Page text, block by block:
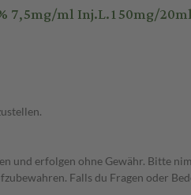
7,5mg/ml Inj.L.150mg/
und erfolgen ohne Gewähr. Bitte
Falls du Fragen oder